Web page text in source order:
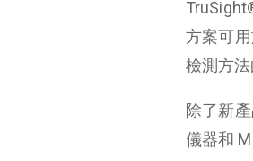
方案可
檢測方
除了新
儀器和